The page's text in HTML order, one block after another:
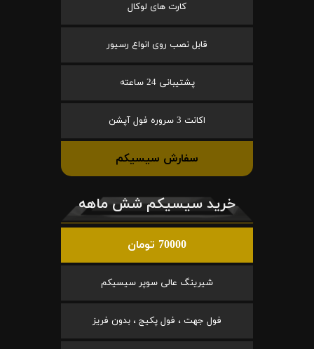
کارت های لوکال
قابل نصب روی انواع رسیور
پشتیبانی 24 ساعته
اکانت 3 سروره فول آپشن
سفارش سیسیکم
خرید سیسیکم شش ماهه
70000 تومان
شیرینگ عالی سوپر سیسیکم
فول جهت ، فول پکیج ، بدون فریز